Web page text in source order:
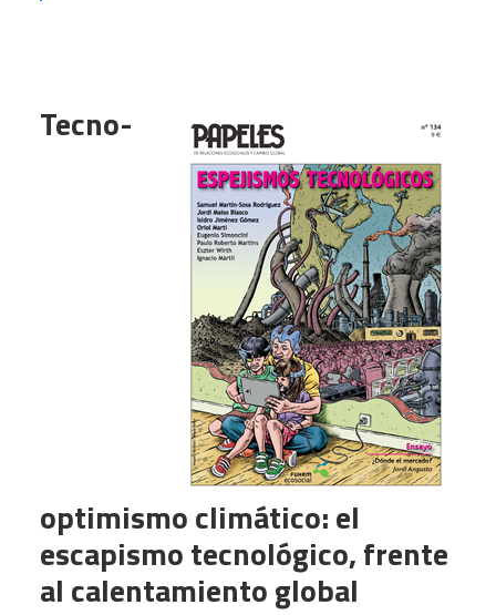
Tecno-
optimismo climático: el
escapismo tecnológico, frente
al calentamiento global